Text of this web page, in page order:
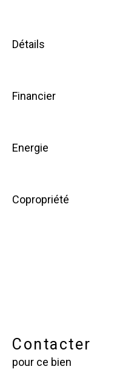
Détails
Financier
Energie
Copropriété
Contacter
pour ce bien